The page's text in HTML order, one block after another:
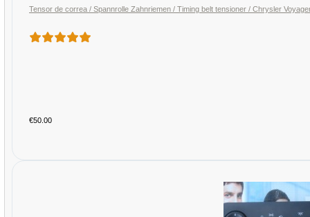
Tensor de correa / Spannrolle Zahnriemen / Timing belt tensioner / Chrysler
€50.00